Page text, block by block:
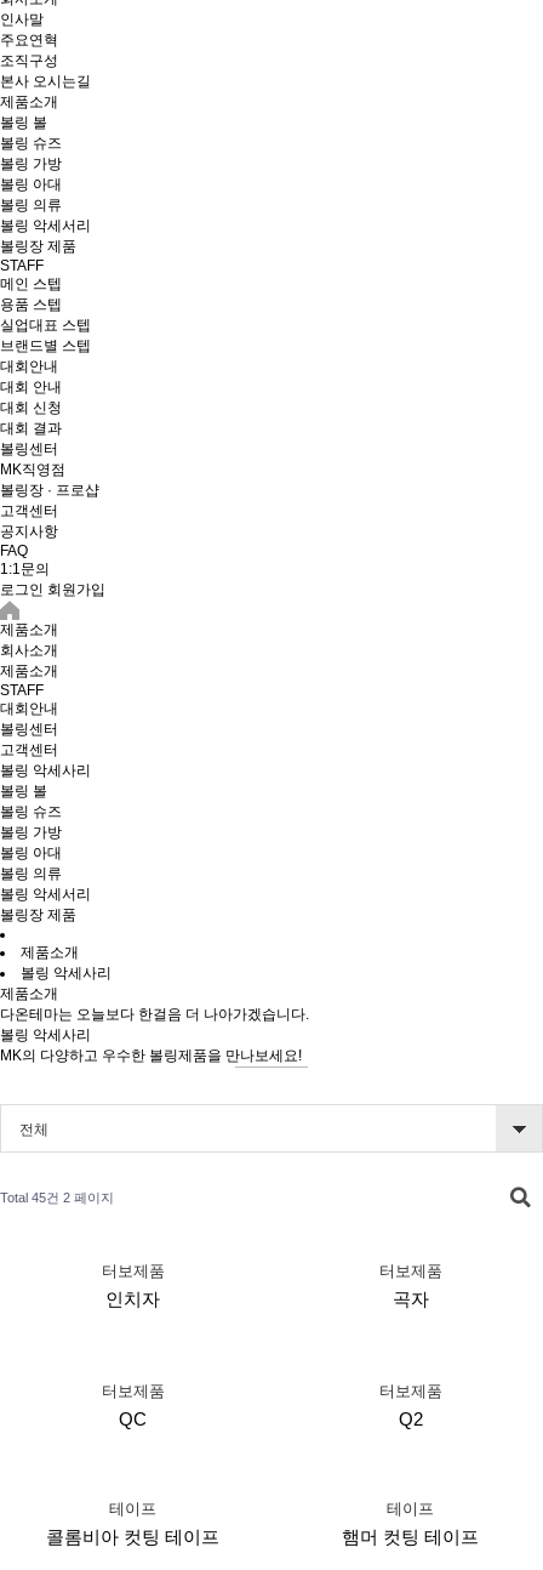
인사말
주요연혁
조직구성
본사 오시는길
제품소개
볼링 볼
볼링 슈즈
볼링 가방
볼링 아대
볼링 의류
볼링 악세서리
볼링장 제품
STAFF
메인 스텝
용품 스텝
실업대표 스텝
브랜드별 스텝
대회안내
대회 안내
대회 신청
대회 결과
볼링센터
MK직영점
볼링장 · 프로샵
고객센터
공지사항
FAQ
1:1문의
로그인 회원가입
제품소개
회사소개
제품소개
STAFF
대회안내
볼링센터
고객센터
볼링 악세사리
볼링 볼
볼링 슈즈
볼링 가방
볼링 아대
볼링 의류
볼링 악세서리
볼링장 제품
제품소개
볼링 악세사리
제품소개
다온테마는 오늘보다 한걸음 더 나아가겠습니다.
볼링 악세사리
MK의 다양하고 우수한 볼링제품을 만나보세요!
전체
Total 45건 2 페이지
터보제품
인치자
터보제품
곡자
터보제품
QC
터보제품
Q2
테이프
콜롬비아 컷팅 테이프
테이프
햄머 컷팅 테이프